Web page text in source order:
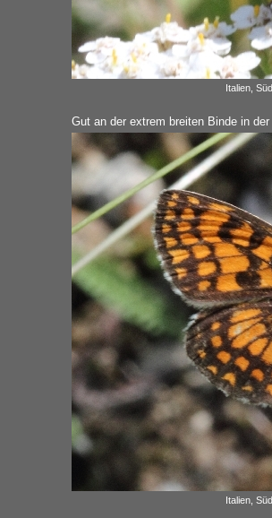
Italien,
Gut an der extrem breiten Binde in
Italien,